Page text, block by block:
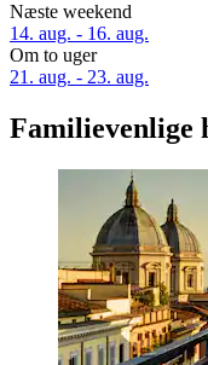
Næste weekend
14. aug. - 16. aug.
Om to uger
21. aug. - 23. aug.
Familievenlige